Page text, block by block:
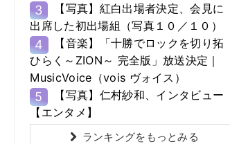
3
【写真】紅白出場者決定、会見に
出席した初出場組（写真１０／１０）
4
【音楽】「十勝でロックを切り拓
ひらく～ZION～ 完全版」放送決定｜
MusicVoice（vois ヴォイス）
5
【写真】仁村紗和、インタビュー
【エンタメ】
ランキングをもっとみる